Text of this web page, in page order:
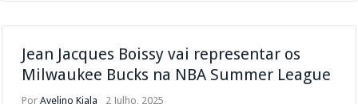
Jean Jacques Boissy vai representar os
Milwaukee Bucks na NBA Summer League
PorAvelino Kiala 2 Julho, 2025